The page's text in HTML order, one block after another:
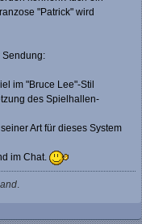
"Patrick" wird
Sendung:
im "Bruce Lee"-Stil
des Spielhallen-
Art für dieses System
im Chat.
.